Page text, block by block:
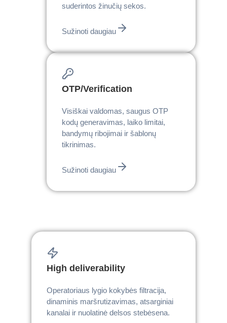
suderintos žinučių sekos.
Sužinoti daugiau
OTP/Verification
Visiškai valdomas, saugus OTP
kodų generavimas, laiko limitai,
bandymų ribojimai ir šablonų
tikrinimas.
Sužinoti daugiau
High deliverability
Operatoriaus lygio kokybės filtracija,
dinaminis maršrutizavimas, atsarginiai
kanalai ir nuolatinė delsos stebėsena.